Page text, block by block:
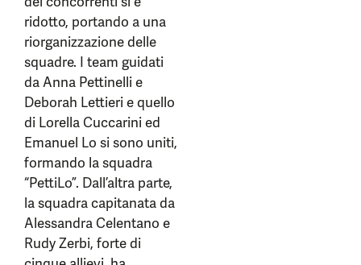
ridotto, portando a una
riorganizzazione delle
squadre. I team guidati
da Anna Pettinelli e
Deborah Lettieri e quello
di Lorella Cuccarini ed
Emanuel Lo si sono uniti,
formando la squadra
“PettiLo”. Dall’altra parte,
la squadra capitanata da
Alessandra Celentano e
Rudy Zerbi, forte di